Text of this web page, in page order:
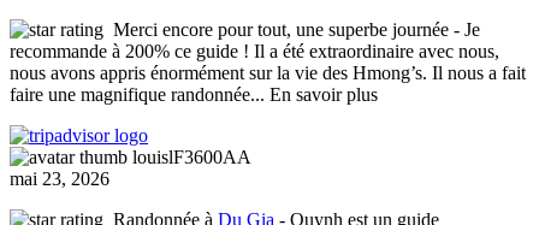
Merci encore pour tout, une superbe journée - Je
recommande à 200% ce guide ! Il a été extraordinaire avec nous,
nous avons appris énormément sur la vie des Hmong’s. Il nous a fait
faire une magnifique randonnée... En savoir plus
louislF3600AA
mai 23, 2026
Randonnée à Du Gia - Quynh est un guide